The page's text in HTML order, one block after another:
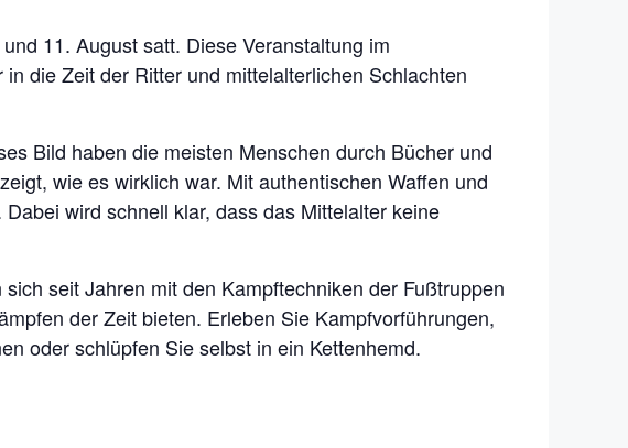
11. August satt. Diese Veranstaltung im
die Zeit der Ritter und mittelalterlichen Schlachten
Bild haben die meisten Menschen durch Bücher und
wie es wirklich war. Mit authentischen Waffen und
wird schnell klar, dass das Mittelalter keine
seit Jahren mit den Kampftechniken der Fußtruppen
der Zeit bieten. Erleben Sie Kampfvorführungen,
oder schlüpfen Sie selbst in ein Kettenhemd.